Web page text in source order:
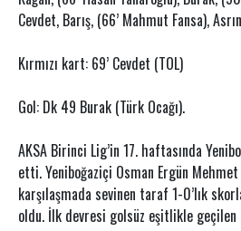
Cevdet, Barış, (66’ Mahmut Fansa),
Kırmızı kart: 69’ Cevdet (TOL)
Gol: Dk 49 Burak (Türk Ocağı).
AKSA Birinci Lig’in 17. haftasında
etti. Yeniboğaziçi Osman Ergün Mehmet
karşılaşmada sevinen taraf 1-0’lık
oldu. İlk devresi golsüz eşitlikle geçilen